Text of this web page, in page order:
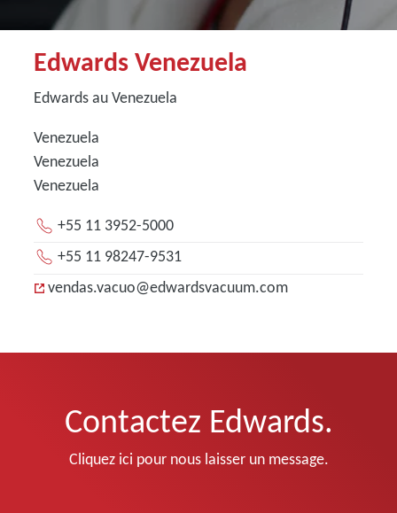
Edwards Venezuela
Edwards au Venezuela
Venezuela
Venezuela
Venezuela
+55 11 3952-5000
+55 11 98247-9531
vendas.vacuo@edwardsvacuum.com
Contactez Edwards.
Cliquez ici pour nous laisser un message.